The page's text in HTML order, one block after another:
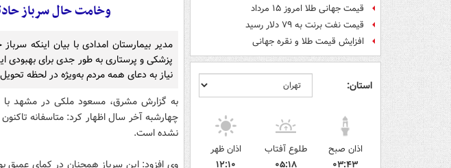
قیمت جهانی طلا امروز ۱۵ مرداد
قیمت نفت برنت به ۷۹ دلار رسید
افزایش قیمت طلا و نقره جهانی
استان:
اذان صبح
۰۳:۴۳
طلوع آفتاب
۰۵:۱۸
اذان ظهر
۱۲:۱۰
وخامت حال سرباز
مدیر بیمارستان امدادی با بیان اینکه
پزشکی و پرستاری به طور جدی برای
نیاز به دعای همه مردم به‌ویژه در لحظه
به گزارش مشرق، مسعود ملکی در مشهد با
چهارشبه آخر سال اظهار کرد: متاسفانه
نشده است.
وی افزود: این سرباز همچنان در کمای عمیق